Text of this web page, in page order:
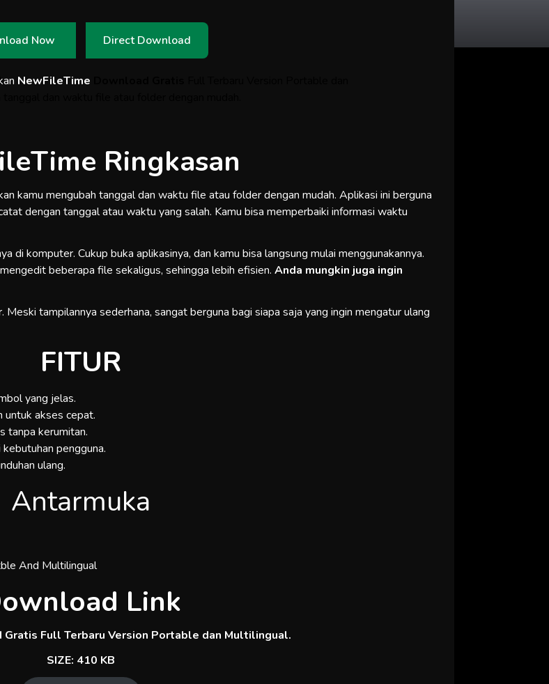
Now Direct Download
NewFileTime
Ringkasan
kamu mengubah tanggal dan waktu file atau folder dengan mudah. Aplikasi ini berguna
dengan tanggal atau waktu yang salah. Kamu bisa memperbaiki informasi waktu
di komputer. Cukup buka aplikasinya, dan kamu bisa langsung mulai menggunakannya.
beberapa file sekaligus, sehingga lebih efisien.Anda mungkin juga ingin
tampilannya sederhana, sangat berguna bagi siapa saja yang ingin mengatur ulang
FITUR
yang jelas.
untuk akses cepat.
tanpa kerumitan.
pengguna.
ulang.
Antarmuka
Link
Full Terbaru Version Portable dan Multilingual.
SIZE: 410 KB